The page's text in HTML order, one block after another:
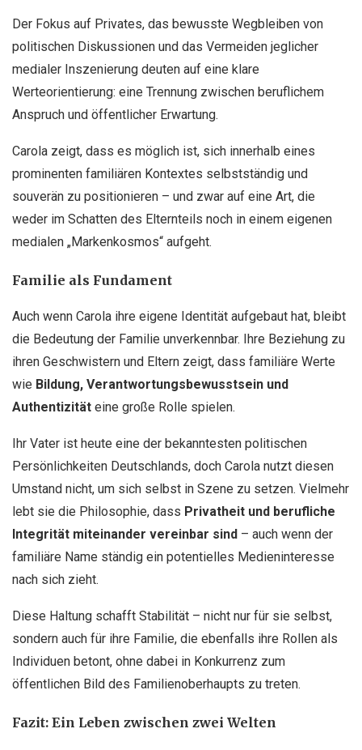
Der Fokus auf Privates, das bewusste Wegbleiben von
politischen Diskussionen und das Vermeiden jeglicher
medialer Inszenierung deuten auf eine klare
Werteorientierung: eine Trennung zwischen beruflichem
Anspruch und öffentlicher Erwartung.
Carola zeigt, dass es möglich ist, sich innerhalb eines
prominenten familiären Kontextes selbstständig und
souverän zu positionieren – und zwar auf eine Art, die
weder im Schatten des Elternteils noch in einem eigenen
medialen „Markenkosmos“ aufgeht.
Familie als Fundament
Auch wenn Carola ihre eigene Identität aufgebaut hat, bleibt
die Bedeutung der Familie unverkennbar. Ihre Beziehung zu
ihren Geschwistern und Eltern zeigt, dass familiäre Werte
wie Bildung, Verantwortungsbewusstsein und
Authentizität eine große Rolle spielen.
Ihr Vater ist heute eine der bekanntesten politischen
Persönlichkeiten Deutschlands, doch Carola nutzt diesen
Umstand nicht, um sich selbst in Szene zu setzen. Vielmehr
lebt sie die Philosophie, dass Privatheit und berufliche
Integrität miteinander vereinbar sind – auch wenn der
familiäre Name ständig ein potentielles Medieninteresse
nach sich zieht.
Diese Haltung schafft Stabilität – nicht nur für sie selbst,
sondern auch für ihre Familie, die ebenfalls ihre Rollen als
Individuen betont, ohne dabei in Konkurrenz zum
öffentlichen Bild des Familienoberhaupts zu treten.
Fazit: Ein Leben zwischen zwei Welten